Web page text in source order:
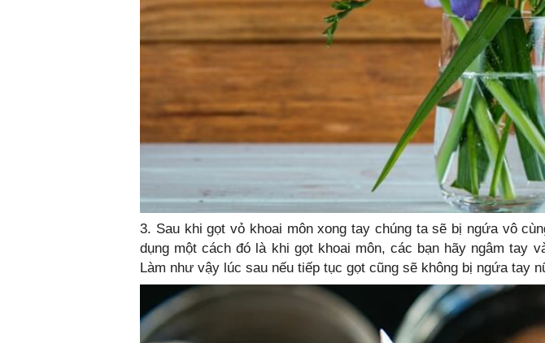
3. Sau khi gọt vỏ khoai môn xong tay chúng ta sẽ bị ngứa vô
dụng một cách đó là khi gọt khoai môn, các bạn hãy ngâm tay
Làm như vậy lúc sau nếu tiếp tục gọt cũng sẽ không bị ngứa tay